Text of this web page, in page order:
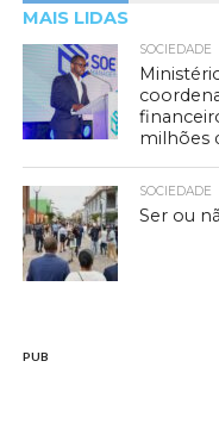
MAIS LIDAS
SOCIEDADE
milhões
SOCIEDADE
Ser ou
PUB